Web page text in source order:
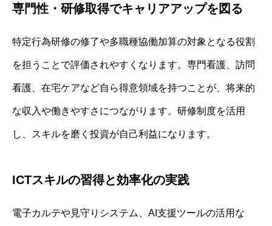
専門性・研修取得でキャリアアップを図る
特定行為研修の修了や多職種協働加算の対象となる役割
を担うことで評価されやすくなります。専門看護、訪問
看護、在宅ケアなど自ら得意領域を持つことが、将来的
な収入や働きやすさにつながります。研修制度を活用
し、スキルを磨く投資が自己利益になります。
ICTスキルの習得と効率化の実践
電子カルテや見守りシステム、AI支援ツールの活用な